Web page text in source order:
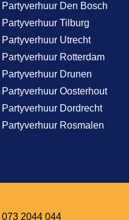
Partyverhuur Den Bosch
Partyverhuur Tilburg
Partyverhuur Utrecht
Partyverhuur Rotterdam
Partyverhuur Drunen
Partyverhuur Oosterhout
Partyverhuur Dordrecht
Partyverhuur Rosmalen
073 2044 044